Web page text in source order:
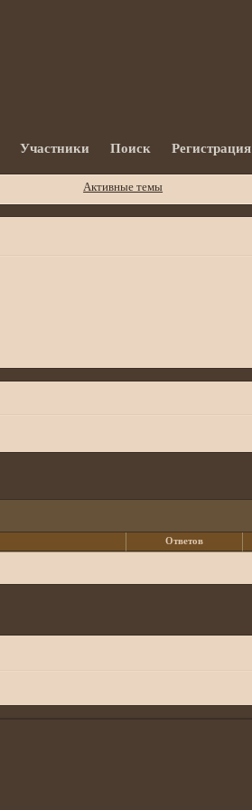
Участники Поиск Регистрация
Активные темы
Ответов